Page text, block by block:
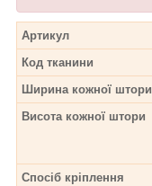
Артикул
Код тканини
Ширина кожної штори
Висота кожної штори
Спосіб кріплення